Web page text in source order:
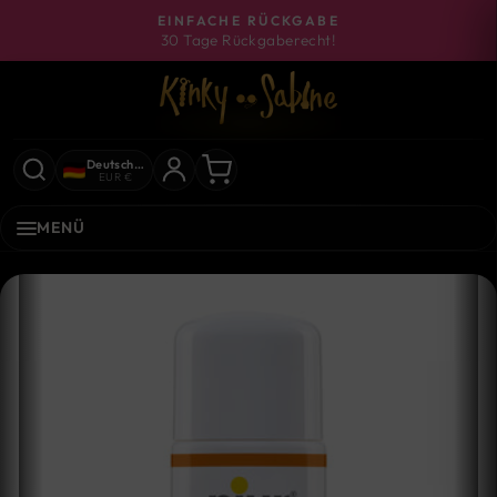
Inhalt
Pause
Diashow
EINFACHE RÜCKGABE
30 Tage Rückgaberecht!
Deutschland
EUR €
MENÜ